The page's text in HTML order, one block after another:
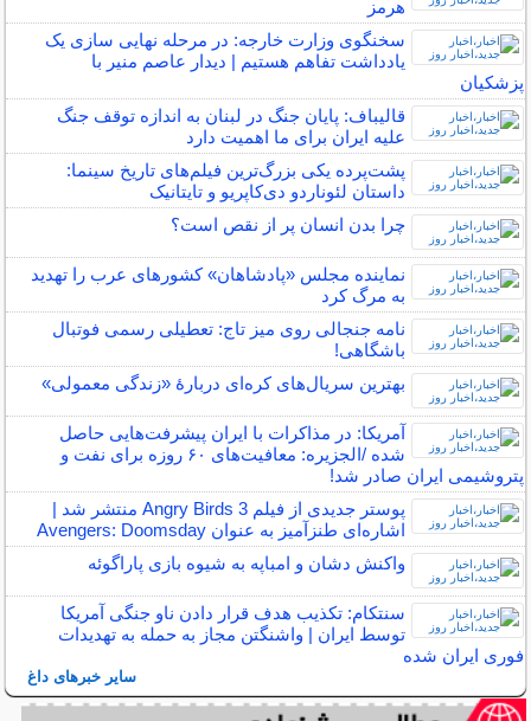
هرمز
سخنگوی وزارت خارجه: در مرحله نهایی سازی یک
یادداشت تفاهم هستیم | دیدار عاصم منیر با
پزشکیان
قالیباف: پایان جنگ در لبنان به اندازه توقف جنگ
علیه ایران برای ما اهمیت دارد
پشت‌پرده یکی بزرگ‌ترین فیلم‌های تاریخ سینما:
داستان لئوناردو دی‌کاپریو و تایتانیک
چرا بدن انسان پر از نقص است؟
نماینده مجلس «پادشاهان» کشورهای عرب را تهدید
به مرگ کرد
نامه جنجالی روی میز تاج: تعطیلی رسمی فوتبال
باشگاهی!
بهترین سریال‌های کره‌ای دربارۀ «زندگی معمولی»
آمریکا: در مذاکرات با ایران پیشرفت‌هایی حاصل
شده /الجزیره: معافیت‌های ۶۰ روزه برای نفت و
پتروشیمی ایران صادر شد!
پوستر جدیدی از فیلم Angry Birds 3 منتشر شد |
اشاره‌ای طنزآمیز به عنوان Avengers: Doomsday
واکنش دشان و امباپه به شیوه بازی پاراگوئه
سنتکام: تکذیب هدف قرار دادن ناو جنگی آمریکا
توسط ایران | واشنگتن مجاز به حمله به تهدیدات
فوری ایران شده
سایر خبرهای داغ